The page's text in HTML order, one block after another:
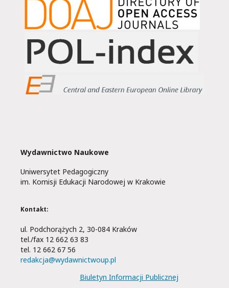
Wydawnictwo Naukowe
Uniwersytet Pedagogiczny
im. Komisji Edukacji Narodowej w Krakowie
Kontakt:
ul. Podchorążych 2, 30-084 Kraków
tel./fax 12 662 63 83
tel. 12 662 67 56
redakcja@wydawnictwoup.pl
Biuletyn Informacji Publicznej